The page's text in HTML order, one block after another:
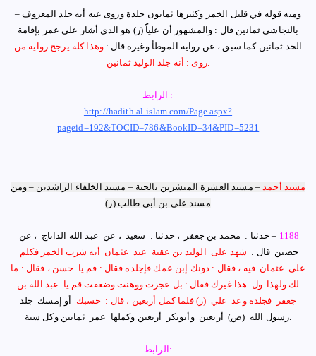
–ومنه قوله في قليل الخمر وكثيرها ثمانون جلدة وروى عنه أنه جلد المعروف
بالنجاشي ثمانين قال : والمشهور أن علياًًً (ر) هو الذي أشار على عمر بإقامة
الحد ثمانين كما سبق ، عن رواية الموطأ وغيره قال : وهذا كله يرجح رواية من
روى : أنه جلد الوليد ثمانين.
الرابط :
http://hadith.al-islam.com/Page.aspx?
pageid=192&TOCID=786&BookID=34&PID=5231
مسند أحمد – مسند العشرة المبشرين بالجنة – مسند الخلفاء الراشدين – ومن
مسند علي بن أبي طالب (ر)
1188
– حدثنا : ‏ ‏محمد بن جعفر ‏ ، حدثنا : ‏ ‏سعيد ‏ ‏، عن ‏ ‏عبد الله الداناج ‏ ‏، عن ‏
‏حضين ‏ ‏قال : ‏ ‏شهد على ‏ ‏الوليد بن عقبة ‏ ‏عند ‏ ‏عثمان ‏ ‏أنه شرب الخمر فكلم ‏
‏علي ‏ ‏عثمان ‏ ‏فيه ، فقال : دونك إبن عمك فإجلده فقال : قم يا ‏ ‏حسن ،‏ ‏فقال : ما
لك ولهذا ‏ ‏ول ‏ ‏هذا غيرك فقال : بل عجزت ووهنت وضعفت قم يا ‏ ‏عبد الله بن
جعفر ‏ ‏فجلده وعد ‏ ‏علي ‏ ‏ (ر) ‏ ‏فلما كمل أربعين ، قال : ‏ ‏حسبك ‏ ‏أو إمسك ‏ ‏جلد
رسول الله ‏ (ص)‏ ‏أربعين ‏ ‏وأبوبكر ‏ ‏أربعين وكملها ‏ ‏عمر ‏ ‏ثمانين وكل سنة
الرابط: